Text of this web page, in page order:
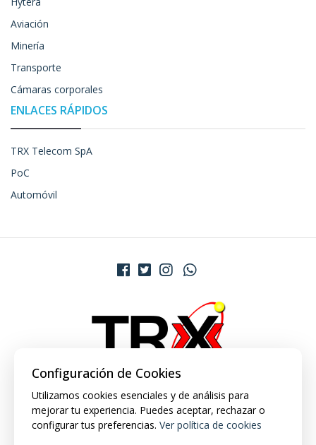
Aviación
Minería
Transporte
Cámaras corporales
ENLACES RÁPIDOS
TRX Telecom SpA
PoC
Automóvil
Configuración de Cookies
Utilizamos cookies esenciales y de análisis para
mejorar tu experiencia. Puedes aceptar, rechazar o
configurar tus preferencias. Ver política de cookies